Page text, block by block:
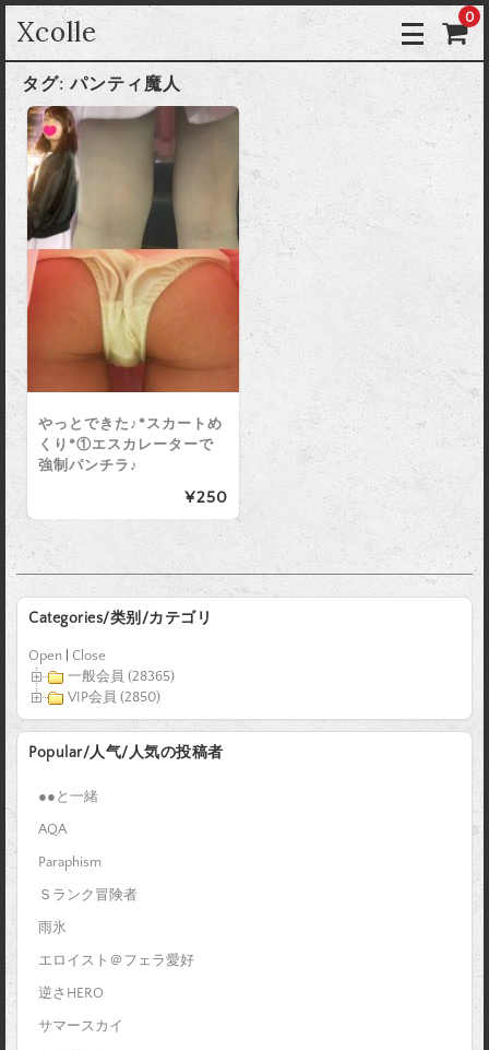
Xcolle 0
タグ:パンティ魔人
やっとできた♪*スカートめ
くり*①エスカレーターで
強制パンチラ♪
¥250
Categories/类别/カテゴリ
Open
Close
一般会員 (28365)
VIP会員 (2850)
Popular/人气/人気の投稿者
●●と一緒
AQA
Paraphism
Ｓランク冒険者
雨氷
エロイスト＠フェラ愛好
逆さHERO
サマースカイ